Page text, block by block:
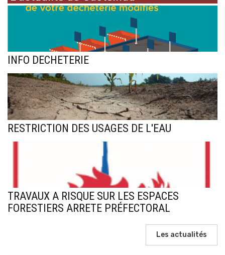
INFO DECHETERIE
RESTRICTION DES USAGES DE L'EAU
TRAVAUX A RISQUE SUR LES ESPACES
FORESTIERS ARRETE PRÉFECTORAL
Les actualités